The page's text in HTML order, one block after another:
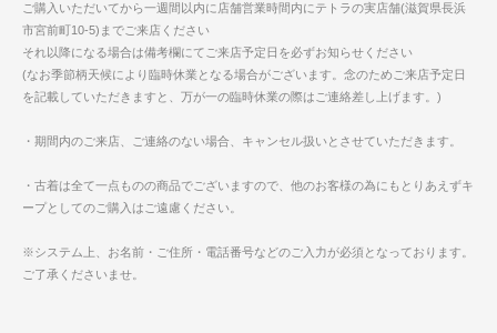
ご購入いただいてから一週間以内に店舗営業時間内にテトラの実店舗(滋賀県長浜
市宮前町10-5)までご来店ください
それ以降になる場合は備考欄にてご来店予定日を必ずお知らせください
(なお季節柄天候により臨時休業となる場合がございます。念のためご来店予定日
を記載していただきますと、万が一の臨時休業の際はご連絡差し上げます。)
・期間内のご来店、ご連絡のない場合、キャンセル扱いとさせていただきます。
・古着は全て一点ものの商品でございますので、他のお客様の為にもとりあえずキ
ープとしてのご購入はご遠慮ください。
※システム上、お名前・ご住所・電話番号などのご入力が必須となっております。
ご了承くださいませ。